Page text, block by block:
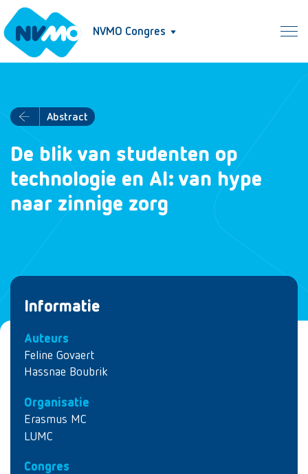
NVMO Congres
Abstract
De blik van studenten op
technologie en AI: van hype
naar zinnige zorg
Informatie
Auteurs
Feline Govaert
Hassnae Boubrik
Organisatie
Erasmus MC
LUMC
Congres